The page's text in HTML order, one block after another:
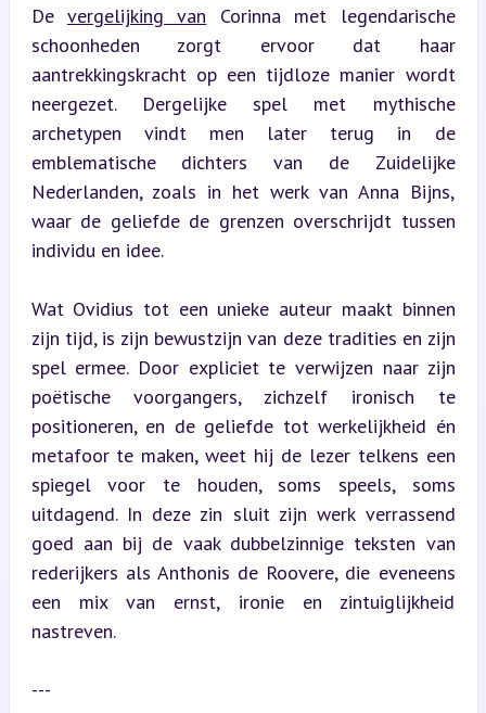
De vergelijking van Corinna met legendarische
schoonheden zorgt ervoor dat haar
aantrekkingskracht op een tijdloze manier wordt
neergezet. Dergelijke spel met mythische
archetypen vindt men later terug in de
emblematische dichters van de Zuidelijke
Nederlanden, zoals in het werk van Anna Bijns,
waar de geliefde de grenzen overschrijdt tussen
individu en idee.
Wat Ovidius tot een unieke auteur maakt binnen
zijn tijd, is zijn bewustzijn van deze tradities en zijn
spel ermee. Door expliciet te verwijzen naar zijn
poëtische voorgangers, zichzelf ironisch te
positioneren, en de geliefde tot werkelijkheid én
metafoor te maken, weet hij de lezer telkens een
spiegel voor te houden, soms speels, soms
uitdagend. In deze zin sluit zijn werk verrassend
goed aan bij de vaak dubbelzinnige teksten van
rederijkers als Anthonis de Roovere, die eveneens
een mix van ernst, ironie en zintuiglijkheid
nastreven.
---